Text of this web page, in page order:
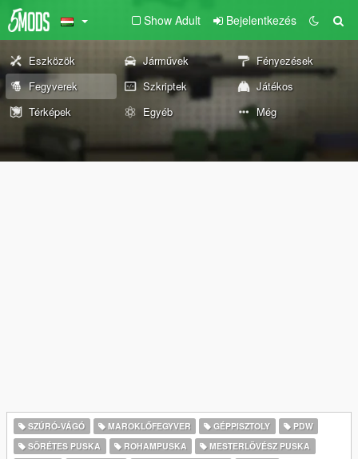
Show Adult Bejelentkezés
Eszközök Járművek
Fényezések
Fegyverek
Szkriptek
Játékos
Térképek
Egyéb Még
SZÚRÓ-VÁGÓ MAROKLŐFEGYVER GÉPPISZTOLY
PDW
SÖRÉTES PUSKA
ROHAMPUSKA
MESTERLÖVÉSZ PUSKA